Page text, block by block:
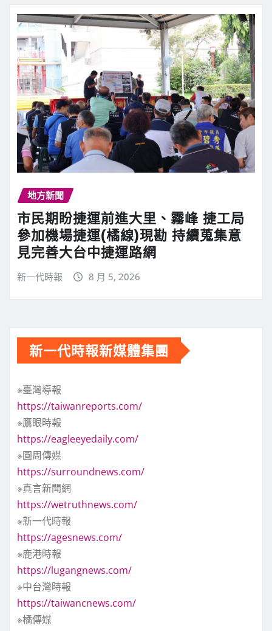
地方新聞
市民期盼捷運前進大里、霧峰 捷工局
參加機場捷運(橘線)現勘 持續蒐集意
見完善大台中捷運路網
新一代時報 8 月 5, 2026
新一代時報新媒體集團
※臺灣導報
https://taiwanreports.com/
※鷹眼時報
https://eagleeyedaily.com/
※圓周傳媒
https://surroundnews.com/
※真言新聞網
https://wetruthnews.com/
※新一代時報
https://agesnews.com/
※鹿港時報
https://lugangnews.com/
※中台灣時報
https://taiwancnews.com/
※橘傳媒